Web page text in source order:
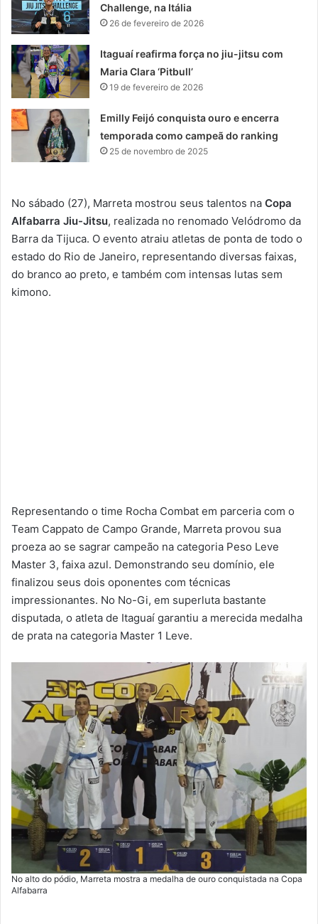
Challenge, na Itália
26 de fevereiro de 2026
Itaguaí reafirma força no jiu-jitsu com
Maria Clara ‘Pitbull’
19 de fevereiro de 2026
Emilly Feijó conquista ouro e encerra
temporada como campeã do ranking
25 de novembro de 2025
No sábado (27), Marreta mostrou seus talentos na Copa
Alfabarra Jiu-Jitsu, realizada no renomado Velódromo da
Barra da Tijuca. O evento atraiu atletas de ponta de todo o
estado do Rio de Janeiro, representando diversas faixas,
do branco ao preto, e também com intensas lutas sem
kimono.
Representando o time Rocha Combat em parceria com o
Team Cappato de Campo Grande, Marreta provou sua
proeza ao se sagrar campeão na categoria Peso Leve
Master 3, faixa azul. Demonstrando seu domínio, ele
finalizou seus dois oponentes com técnicas
impressionantes. No No-Gi, em superluta bastante
disputada, o atleta de Itaguaí garantiu a merecida medalha
de prata na categoria Master 1 Leve.
No alto do pódio, Marreta mostra a medalha de ouro conquistada na Copa
Alfabarra